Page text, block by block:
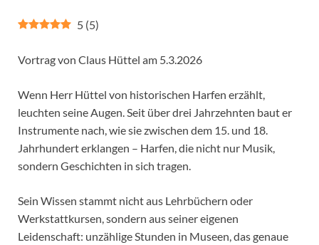
5 (5)
Vortrag von Claus Hüttel am 5.3.2026
Wenn Herr Hüttel von historischen Harfen erzählt,
leuchten seine Augen. Seit über drei Jahrzehnten baut er
Instrumente nach, wie sie zwischen dem 15. und 18.
Jahrhundert erklangen – Harfen, die nicht nur Musik,
sondern Geschichten in sich tragen.
Sein Wissen stammt nicht aus Lehrbüchern oder
Werkstattkursen, sondern aus seiner eigenen
Leidenschaft: unzählige Stunden in Museen, das genaue